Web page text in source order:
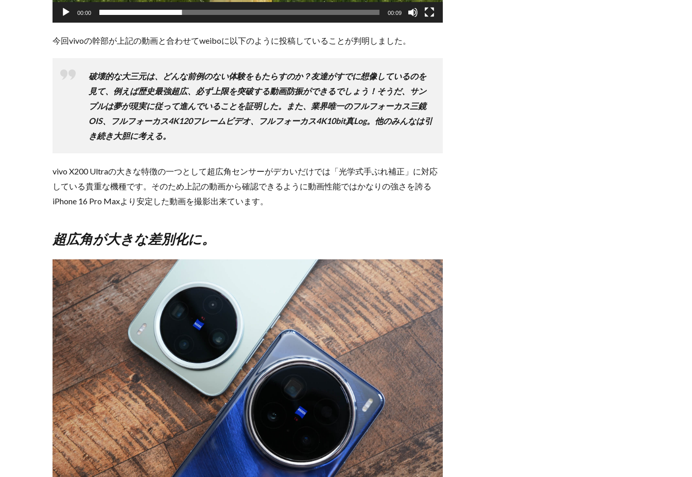
00:00 00:09
今回vivoの幹部が上記の動画と合わせてweiboに以下のように投稿していることが判明しました。
破壊的な大三元は、どんな前例のない体験をもたらすのか？友達がすでに想像しているのを
見て、例えば歴史最強超広、必ず上限を突破する動画防振ができるでしょう！そうだ、サン
プルは夢が現実に従って進んでいることを証明した。また、業界唯一のフルフォーカス三鏡
OIS、フルフォーカス4K120フレームビデオ、フルフォーカス4K10bit真Log。他のみんなは引
き続き大胆に考える。
vivo X200 Ultraの大きな特徴の一つとして超広角センサーがデカいだけでは「光学式手ぶれ補正」に対応
している貴重な機種です。そのため上記の動画から確認できるように動画性能ではかなりの強さを誇る
iPhone 16 Pro Maxより安定した動画を撮影出来ています。
超広角が大きな差別化に。